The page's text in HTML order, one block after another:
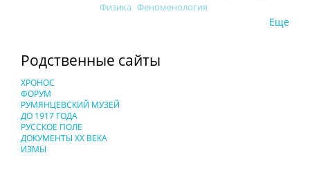
Физика Феноменология
Еще
Родственные сайты
ХРОНОС
ФОРУМ
РУМЯНЦЕВСКИЙ МУЗЕЙ
ДО 1917 ГОДА
РУССКОЕ ПОЛЕ
ДОКУМЕНТЫ XX ВЕКА
ИЗМЫ